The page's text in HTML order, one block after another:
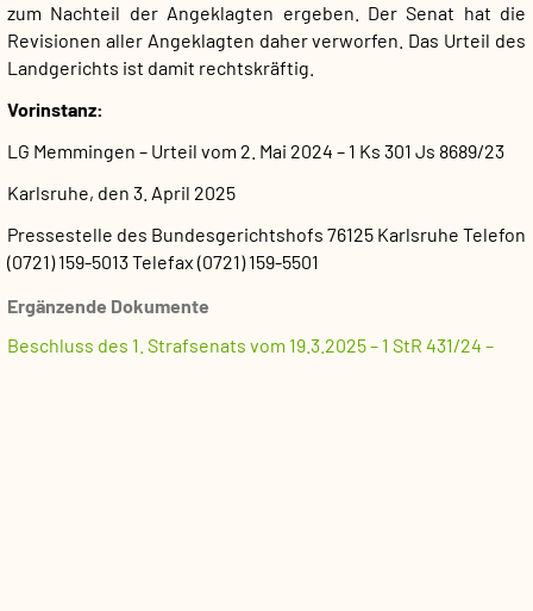
zum Nachteil der Angeklagten ergeben. Der Senat hat die
Revisionen aller Angeklagten daher verworfen. Das Urteil des
Landgerichts ist damit rechtskräftig.
Vorinstanz:
LG Memmingen – Urteil vom 2. Mai 2024 – 1 Ks 301 Js 8689/23
Karlsruhe, den 3. April 2025
Pressestelle des Bundesgerichtshofs 76125 Karlsruhe Telefon
(0721) 159-5013Telefax (0721) 159-5501
Ergänzende Dokumente
Beschluss des 1. Strafsenats vom 19.3.2025 – 1 StR 431/24 –